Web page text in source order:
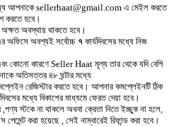
আপনাকে sellerhaat@gmail.com এ মেইল করতে
করতে হবে।
অক্ষত অবস্থায় থাকতে হবে।
অফিসে অবশ্যই সর্বোচ্চ ৭ কার্যদিবসের মধ্যে নিজ
কোনো কারণে Seller Haat মূল্য তার থেকে যদি বেশি
অতিসত্তর ৪৮ ঘন্টার মধ্যে
রেজিস্টার করতে হবে। আপনার কমপ্লেইনটি ঠিক
মধ্যে বিকাশের মাধ্যমে ফেরত দেয়া হবে।
,পণ্য স্টকে না থাকলে অথবা ক্রেতা নিতে ইচ্ছুক না হলে,
করা হয়েছে , সেই নাম্বারেই রিফান্ড করা হবে।